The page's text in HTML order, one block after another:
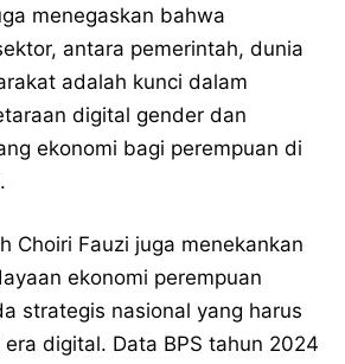
menegaskan bahwa
antara pemerintah, dunia
adalah kunci dalam
digital gender dan
ekonomi bagi perempuan di
Choiri Fauzi juga menekankan
ekonomi perempuan
strategis nasional yang harus
digital. Data BPS tahun 2024